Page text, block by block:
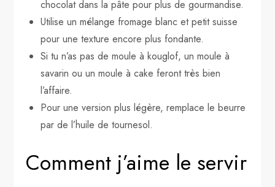
chocolat dans la pâte pour plus de gourmandise.
Utilise un mélange fromage blanc et petit suisse
pour une texture encore plus fondante.
Si tu n’as pas de moule à kouglof, un moule à
savarin ou un moule à cake feront très bien
l’affaire.
Pour une version plus légère, remplace le beurre
par de l’huile de tournesol.
Comment j’aime le servir